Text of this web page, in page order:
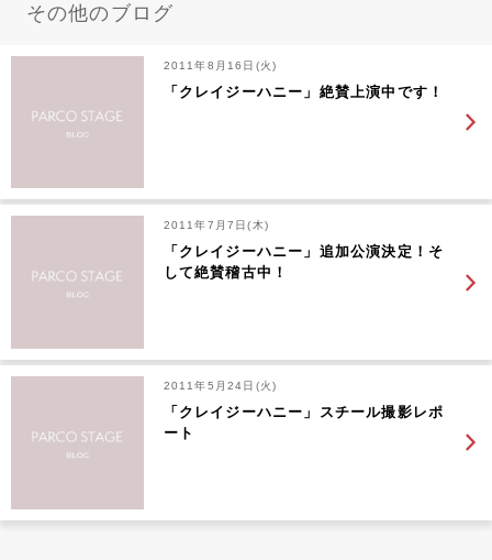
その他のブログ
2011年8月16日(火)
「クレイジーハニー」絶賛上演中です！
2011年7月7日(木)
「クレイジーハニー」追加公演決定！そ
して絶賛稽古中！
2011年5月24日(火)
「クレイジーハニー」スチール撮影レポ
ート